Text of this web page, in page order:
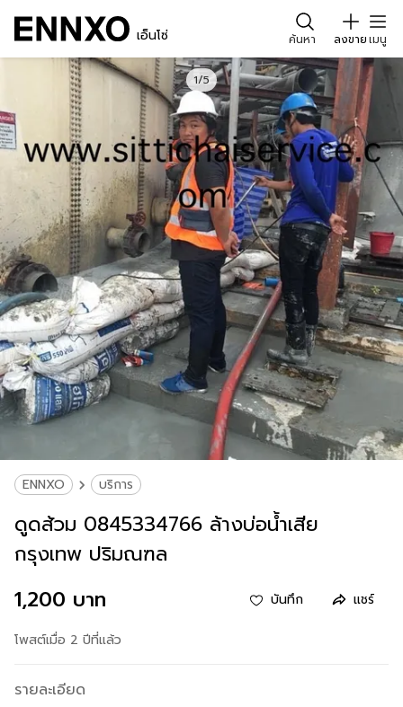
เอ็นโซ่ ค้นหา ลงขายเมนู
1/5
ENNXO บริการ
ดูดส้วม 0845334766 ล้างบ่อน้ำเสีย
กรุงเทพ ปริมณฑล
1,200 บาท
บันทึก แชร์
โพสต์เมื่อ 2 ปีที่แล้ว
รายละเอียด